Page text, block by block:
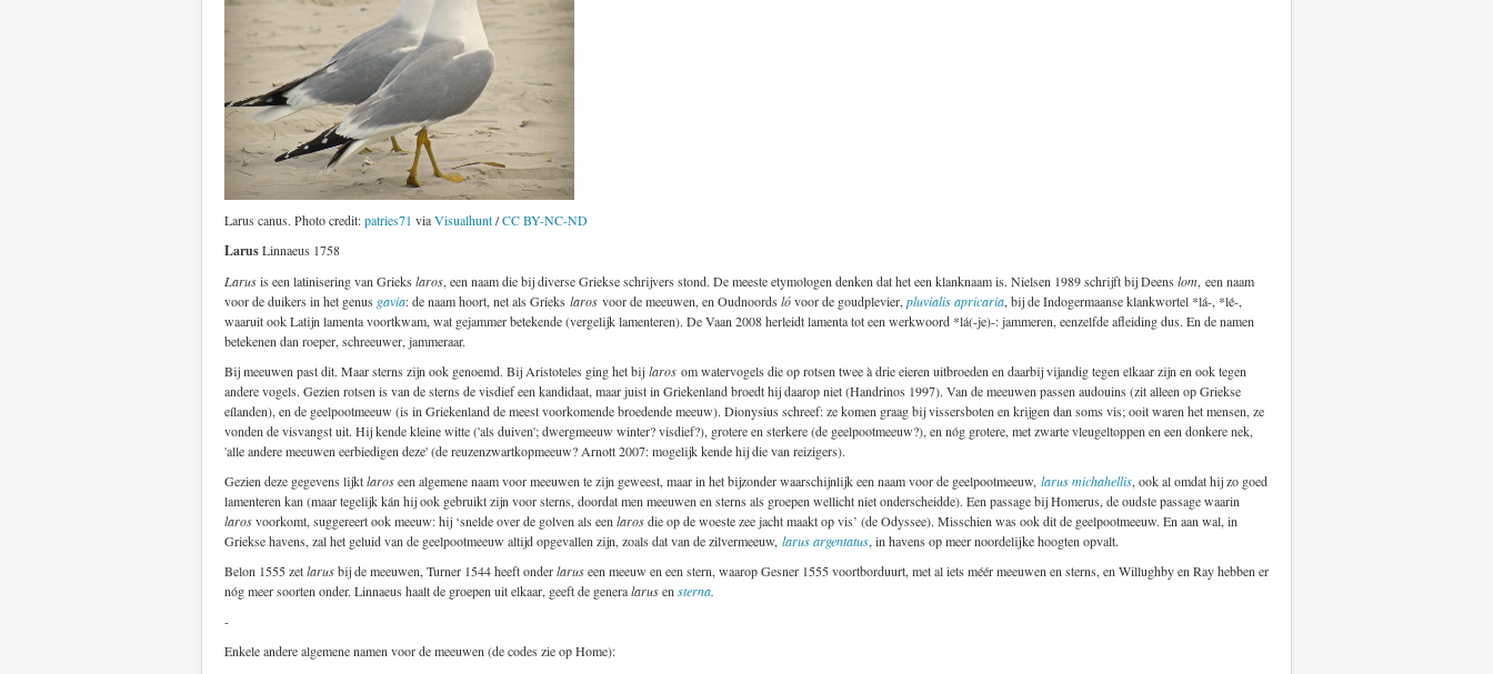
Larus canus. Photo credit:patries71 viaVisualhunt/CC BY-NC-ND
LarusLinnaeus 1758
Larusis een latinisering van Grieks laros, een naam die bij diverse Griekse schrijvers stond. De meeste etymologen denken dat het een klanknaam is. Nielsen 1989 schrijft bij Deens lom, een naam
voor de duikers in het genus gavia: de naam hoort, net als Grieks laros voor de meeuwen, en Oudnoords lóvoor de goudplevier, pluvialis apricaria, bij de Indogermaanse klankwortel *lá-, *lé-,
waaruit ook Latijn lamenta voortkwam, wat gejammer betekende (vergelijk lamenteren). De Vaan 2008 herleidt lamenta tot een werkwoord *lá(-je)-: jammeren, eenzelfde afleiding dus. En de namen
betekenen dan roeper, schreeuwer, jammeraar.
Bij meeuwen past dit. Maar sterns zijn ook genoemd. Bij Aristoteles ging het bij laros om watervogels die op rotsen twee à drie eieren uitbroeden en daarbij vijandig tegen elkaar zijn en ook tegen
andere vogels. Gezien rotsen is van de sterns de visdief een kandidaat, maar juist in Griekenland broedt hij daarop niet (Handrinos 1997). Van de meeuwen passen audouins (zit alleen op Griekse
eílanden), en de geelpootmeeuw (is in Griekenland de meest voorkomende broedende meeuw). Dionysius schreef: ze komen graag bij vissersboten en krijgen dan soms vis; ooit waren het mensen, ze
vonden de visvangst uit. Hij kende kleine witte ('als duiven'; dwergmeeuw winter? visdief?), grotere en sterkere (de geelpootmeeuw?), en nóg grotere, met zwarte vleugeltoppen en een donkere nek,
'alle andere meeuwen eerbiedigen deze' (de reuzenzwartkopmeeuw? Arnott 2007: mogelijk kende hij die van reizigers).
Gezien deze gegevens lijktlaroseen algemene naam voor meeuwen te zijn geweest, maar in het bijzonder waarschijnlijk een naam voor de geelpootmeeuw, larus michahellis, ook al omdat hij zo goed
lamenteren kan (maar tegelijk kán hij ook gebruikt zijn voor sterns, doordat men meeuwen en sterns als groepen wellicht niet onderscheidde). Een passage bij Homerus, de oudste passage waarin
larosvoorkomt, suggereert ook meeuw: hij ‘snelde over de golven als een larosdie op de woeste zee jacht maakt op vis’ (de Odyssee). Misschien was ook dit de geelpootmeeuw. En aan wal, in
Griekse havens, zal het geluid van de geelpootmeeuw altijd opgevallen zijn, zoals dat van de zilvermeeuw, larus argentatus, in havens op meer noordelijke hoogten opvalt.
Belon 1555 zetlarusbij de meeuwen, Turner 1544 heeft onderlaruseen meeuw en een stern, waarop Gesner 1555 voortborduurt, met al iets méér meeuwen en sterns, en Willughby en Ray hebben er
nóg meer soorten onder. Linnaeus haalt de groepen uit elkaar, geeft de generalarusen sterna.
-
Enkele andere algemene namen voor de meeuwen (de codes zie op Home):